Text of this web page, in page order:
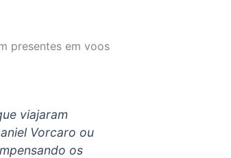
presentes em voos
viajaram
Vorcaro ou
os